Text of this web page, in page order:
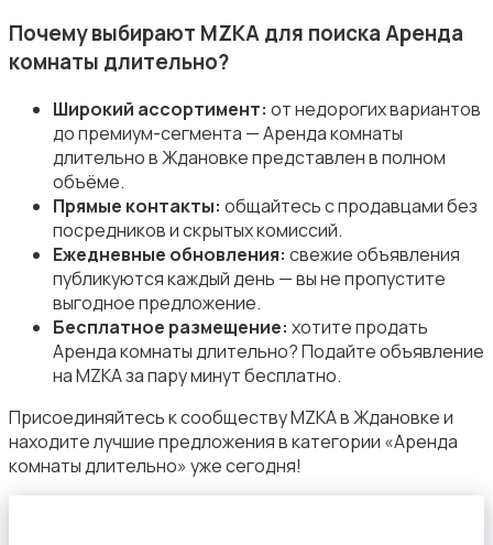
Почему выбирают MZKA для поиска Аренда
комнаты длительно?
Широкий ассортимент: от недорогих вариантов
до премиум-сегмента — Аренда комнаты
длительно в Ждановке представлен в полном
объёме.
Прямые контакты: общайтесь с продавцами без
посредников и скрытых комиссий.
Ежедневные обновления: свежие объявления
публикуются каждый день — вы не пропустите
выгодное предложение.
Бесплатное размещение: хотите продать
Аренда комнаты длительно? Подайте объявление
на MZKA за пару минут бесплатно.
Присоединяйтесь к сообществу MZKA в Ждановке и
находите лучшие предложения в категории «Аренда
комнаты длительно» уже сегодня!